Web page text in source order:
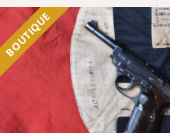
BOUTIQUE